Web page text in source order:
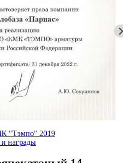
"Тэмпо" 2019
награды